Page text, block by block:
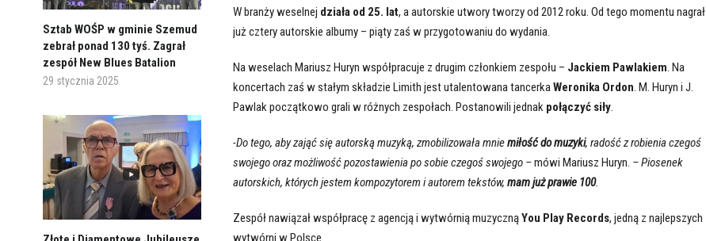
Sztab WOŚP w gminie Szemud
zebrał ponad 130 tyś. Zagrał
zespół New Blues Batalion
29 stycznia 2025
W branży weselnej działa od 25. lat, a autorskie utwory tworzy od 2012 roku. Od tego momentu nagrał
już cztery autorskie albumy – piąty zaś w przygotowaniu do wydania.
Na weselach Mariusz Huryn współpracuje z drugim członkiem zespołu – Jackiem Pawlakiem . Na
koncertach zaś w stałym składzie Limith jest utalentowana tancerka Weronika Ordon . M. Huryn i J.
Pawlak początkowo grali w różnych zespołach. Postanowili jednak połączyć siły.
-Do tego, aby zająć się autorską muzyką, zmobilizowała mniemiłość do muzyki, radość z robienia czegoś
swojego oraz możliwość pozostawienia po sobie czegoś swojego –mówi Mariusz Huryn. – Piosenek
autorskich, których jestem kompozytorem i autorem tekstów, mam już prawie 100.
Zespół nawiązał współpracę z agencją i wytwórnią muzycznąYou Play Records, jedną z najlepszych
wytwórni w Polsce.